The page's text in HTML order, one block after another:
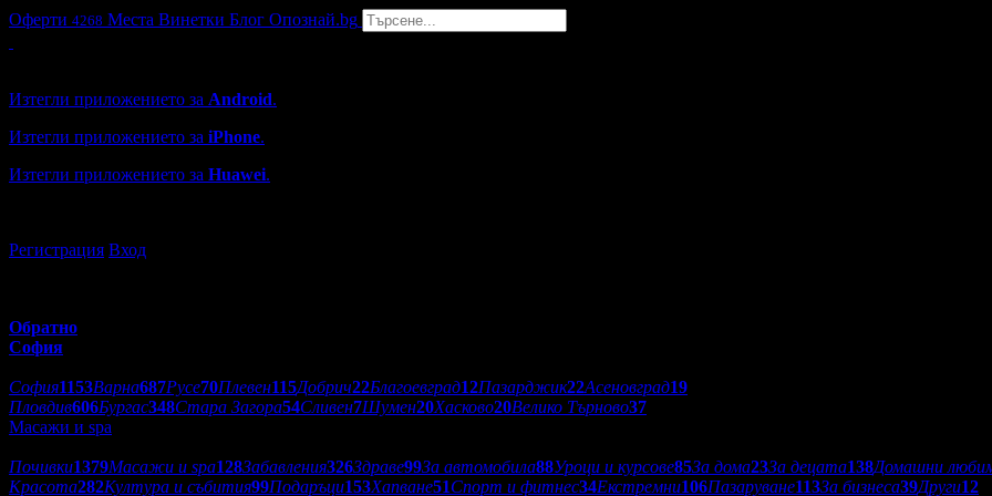
Оферти 4268 Места Винетки Блог Опознай.bg
Изтегли приложението за Android.
Изтегли приложението за iPhone.
Изтегли приложението за Huawei.
Регистрация Вход
Обратно
София
София1153Варна687Русе70Плевен115Добрич22Благоевград12Пазарджик22Асеновград19
Пловдив606Бургас348Стара Загора54Сливен7Шумен20Хасково20Велико Търново37
Масажи и spa
Почивки1379Масажи и spa128Забавления326Здраве99За автомобила88Уроци и курсове85За дома23За децата138Домашни
Красота282Култура и събития99Подаръци153Хапване51Спорт и фитнес34Екстремни106Пазаруване113За бизнеса39Други12